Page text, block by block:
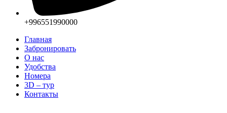
+996551990000‬
Главная
Забронировать
О нас
Удобства
Номера
3D – тур
Контакты